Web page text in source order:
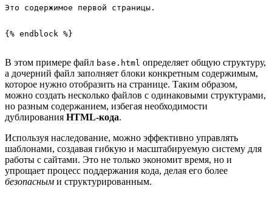
Это содержимое первой страницы.
В этом примере файл base.html определяет общую структуру,
а дочерний файл заполняет блоки конкретным содержимым,
которое нужно отобразить на странице. Таким образом,
можно создать несколько файлов с одинаковыми структурами,
но разным содержанием, избегая необходимости
дублирования HTML-кода.
Используя наследование, можно эффективно управлять
шаблонами, создавая гибкую и масштабируемую систему для
работы с сайтами. Это не только экономит время, но и
упрощает процесс поддержания кода, делая его более
безопасным и структурированным.